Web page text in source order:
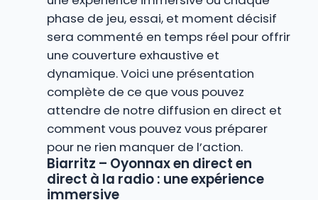
phase de jeu, essai, et moment décisif
sera commenté en temps réel pour offrir
une couverture exhaustive et
dynamique. Voici une présentation
complète de ce que vous pouvez
attendre de notre diffusion en direct et
comment vous pouvez vous préparer
pour ne rien manquer de l’action.
Biarritz – Oyonnax en direct en
direct à la radio : une expérience
immersive